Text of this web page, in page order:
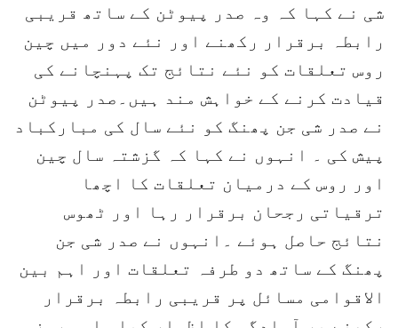
شی نے کہا کہ وہ صدر پیوٹن کے ساتھ قریبی
رابطہ برقرار رکھنے اور نئے دور میں چین
روس تعلقات کو نئے نتائج تک پہنچانے کی
قیادت کرنے کے خواہش مند ہیں۔صدر پیوٹن
نے صدر شی جن پھنگ کو نئے سال کی مبارکباد
پیش کی ۔ انہوں نے کہا کہ گزشتہ سال چین
اور روس کے درمیان تعلقات کا اچھا
ترقیاتی رجحان برقرار رہا اور ٹھوس
نتائج حاصل ہوئے ۔انہوں نے صدر شی جن
پھنگ کے ساتھ دو طرفہ تعلقات اور اہم بین
الاقوامی مسائل پر قریبی رابطہ برقرار